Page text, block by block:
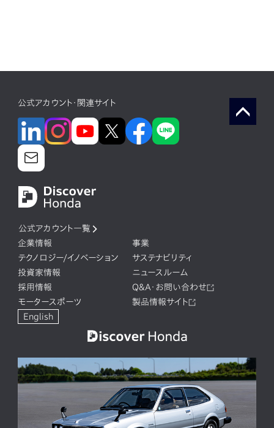
公式アカウント・関連サイト
公式アカウント一覧
企業情報
事業
テクノロジー/イノベーション
サステナビリティ
投資家情報
ニュースルーム
採用情報
Q&A・お問い合わせ
モータースポーツ
製品情報サイト
English